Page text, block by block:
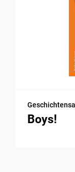
Boys!